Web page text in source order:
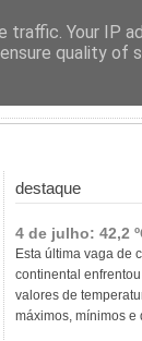
destaque
4 de julho: 42,2
Esta última vaga de
continental
valores de
máximos, mínimos e
Your IP
quality of